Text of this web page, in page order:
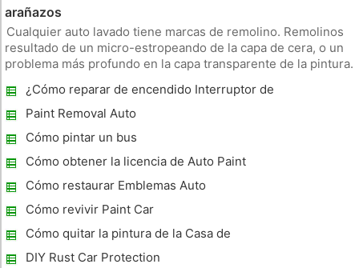
arañazos
Cualquier auto lavado tiene marcas de remolino. Remolinos
resultado de un micro-estropeando de la capa de cera, o un
problema más profundo en la capa transparente de la pintura.
de lavado y un enjuague a fondo seguido por un proceso de
seca
¿Cómo reparar de encendido Interruptor de
Auto Paint
Paint Removal Auto
Cómo pintar un bus
Cómo obtener la licencia de Auto Paint
Cómo restaurar Emblemas Auto
Cómo revivir Paint Car
Cómo quitar la pintura de la Casa de
Administración de My Car
DIY Rust Car Protection